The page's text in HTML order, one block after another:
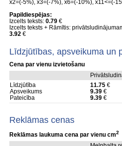
x2=(-5%), x3=(-7%), x6=(-10%), x11<=(-
Papildiespējas:
Izcelts teksts: 0.79€
Izcelts teksts + Rāmītis:
3.92€
Līdzjūtības, apsveikuma un
Cena par vienu izvietošanu
Līdzjūtība
11.75€
Apsveikums
9.39€
Pateicība
9.39€
Reklāmas cenas
Reklāmas laukuma cena par vienu cm2